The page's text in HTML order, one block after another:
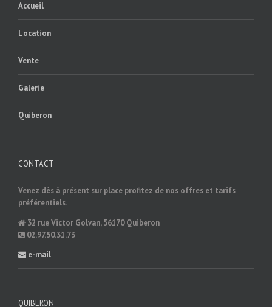
Accueil
Location
Vente
Galerie
Quiberon
CONTACT
Venez dès à présent sur place profitez de nos offres et tarifs
préférentiels.
32 rue Victor Golvan, 56170 Quiberon
02.97.50.31.73
e-mail
QUIBERON